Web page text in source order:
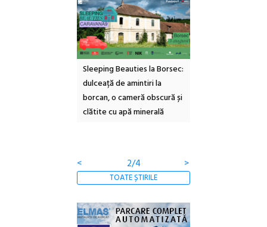
Sleeping Beauties la Borsec:
dulceață de amintiri la
borcan, o cameră obscură și
clătite cu apă minerală
< 2/4 >
TOATE ȘTIRILE